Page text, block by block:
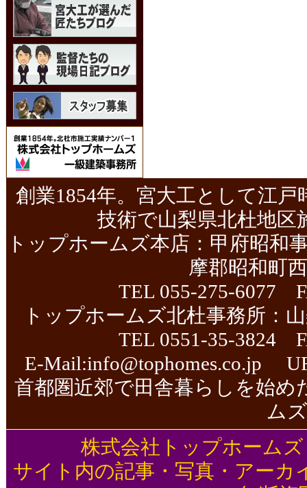
創業1854年。宮大工として江
技術で山梨県北杜地区
トップホームズ本店：甲府昭和
摩郡昭和町
TEL 055-275-6077
トップホームズ北杜事務所：
TEL 0551-35-3824
E-Mail:info@tophomes.co.jp
首都圏近郊で田舎暮らしを始
ムズ
株式会社トップホーム
サイト内の記事・写真・アー